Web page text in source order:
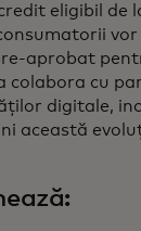
eligibil de
aprobat
colabora cu
digitale,
sprijini